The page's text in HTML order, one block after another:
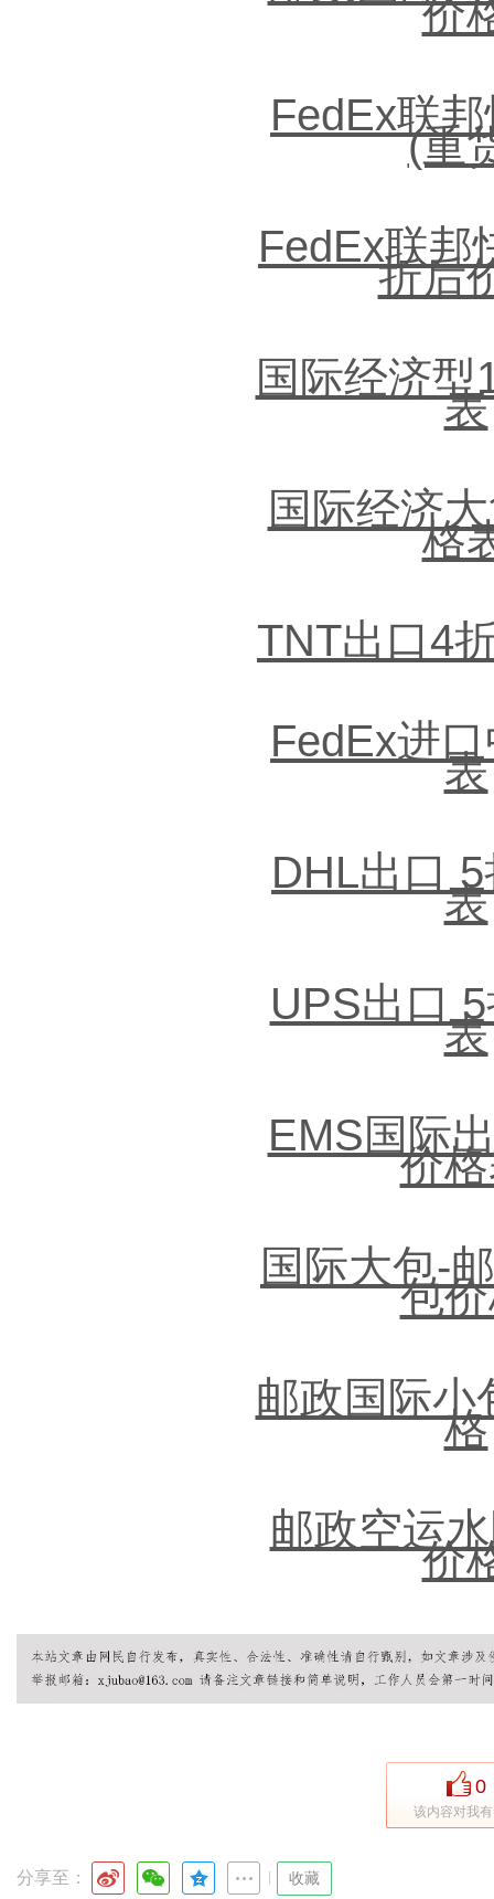
价
FedEx联
(重
FedEx联邦
折后
国际经济型
表
国际经济
格
TNT出口4
FedEx进
表
DHL出口
表
UPS出口
表
EMS国际
价
国际大包-
包
邮政国际小
格
邮政空运
价
0
该内容对我
分享至： 收藏